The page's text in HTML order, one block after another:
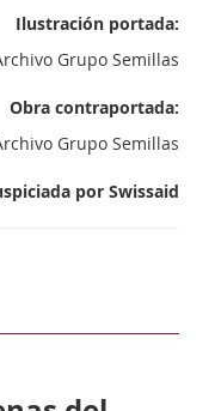
Ilustración portada:
Grupo Semillas
Obra contraportada:
Grupo Semillas
por Swissaid